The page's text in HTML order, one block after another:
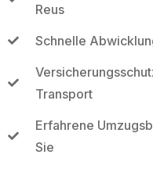
Reus
Schnelle
Transport
Erfahrene
Sie